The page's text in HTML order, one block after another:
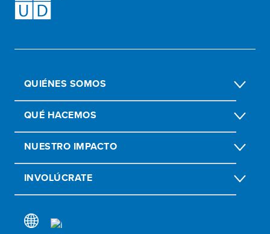
QUIÉNES SOMOS
QUÉ HACEMOS
NUESTRO IMPACTO
INVOLÚCRATE